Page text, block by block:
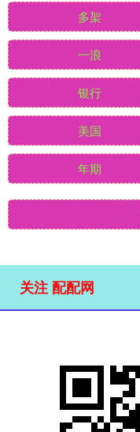
多架
一浪
银行
美国
年期
关注 配配网